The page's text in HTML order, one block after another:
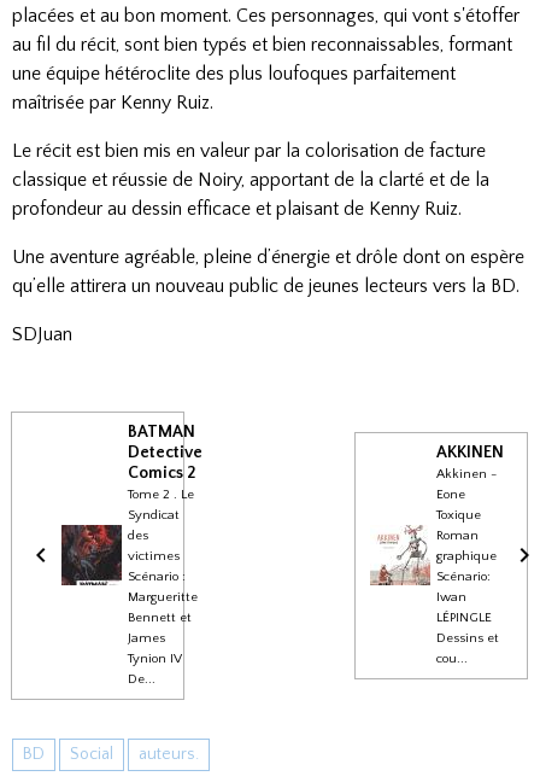
placées et au bon moment. Ces personnages, qui vont s'étoffer
au fil du récit, sont bien typés et bien reconnaissables, formant
une équipe hétéroclite des plus loufoques parfaitement
maîtrisée par Kenny Ruiz.
Le récit est bien mis en valeur par la colorisation de facture
classique et réussie de Noiry, apportant de la clarté et de la
profondeur au dessin efficace et plaisant de Kenny Ruiz.
Une aventure agréable, pleine d’énergie et drôle dont on espère
qu’elle attirera un nouveau public de jeunes lecteurs vers la BD.
SDJuan
BATMAN
Detective
Comics 2
Tome 2 . Le
Syndicat
des
victimes
Scénario :
Margueritte
Bennett et
James
Tynion IV
De...
AKKINEN
Akkinen -
Eone
Toxique
Roman
graphique
Scénario:
Iwan
LÉPINGLE
Dessins et
cou...
BD Social auteurs.